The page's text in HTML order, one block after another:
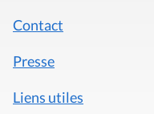
Contact
Presse
Liens utiles